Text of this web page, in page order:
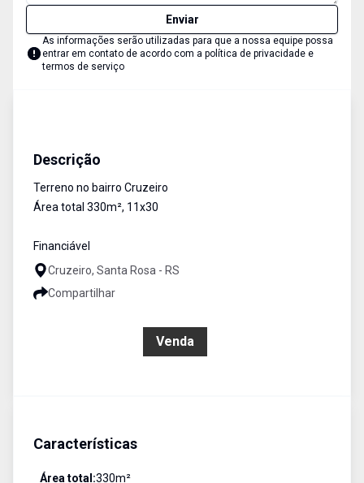
Enviar
As informações serão utilizadas para que a nossa equipe possa
entrar em contato de acordo com a política de privacidade e
termos de serviço
Descrição
Terreno no bairro Cruzeiro
Área total 330m², 11x30
Financiável
Cruzeiro, Santa Rosa - RS
Compartilhar
Venda
Características
Área total:330m²